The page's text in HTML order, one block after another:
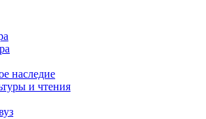
наследие
и чтения